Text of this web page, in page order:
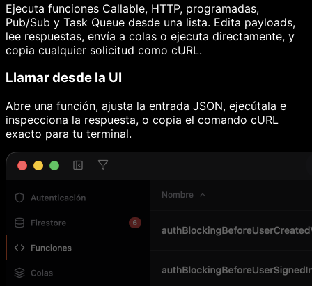
Ejecuta funciones Callable, HTTP, programadas,
Pub/Sub y Task Queue desde una lista. Edita payloads,
lee respuestas, envía a colas o ejecuta directamente, y
copia cualquier solicitud como cURL.
Llamar desde la UI
Abre una función, ajusta la entrada JSON, ejecútala e
inspecciona la respuesta, o copia el comando cURL
exacto para tu terminal.